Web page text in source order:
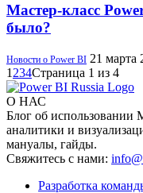
Мастер-класс
было?
Новости о Power BI 21 марта
1 234Страница 1 из 4
О НАС
Блог об использовании
аналитики и
мануалы, гайды.
Свяжитесь с нами:
Разработка